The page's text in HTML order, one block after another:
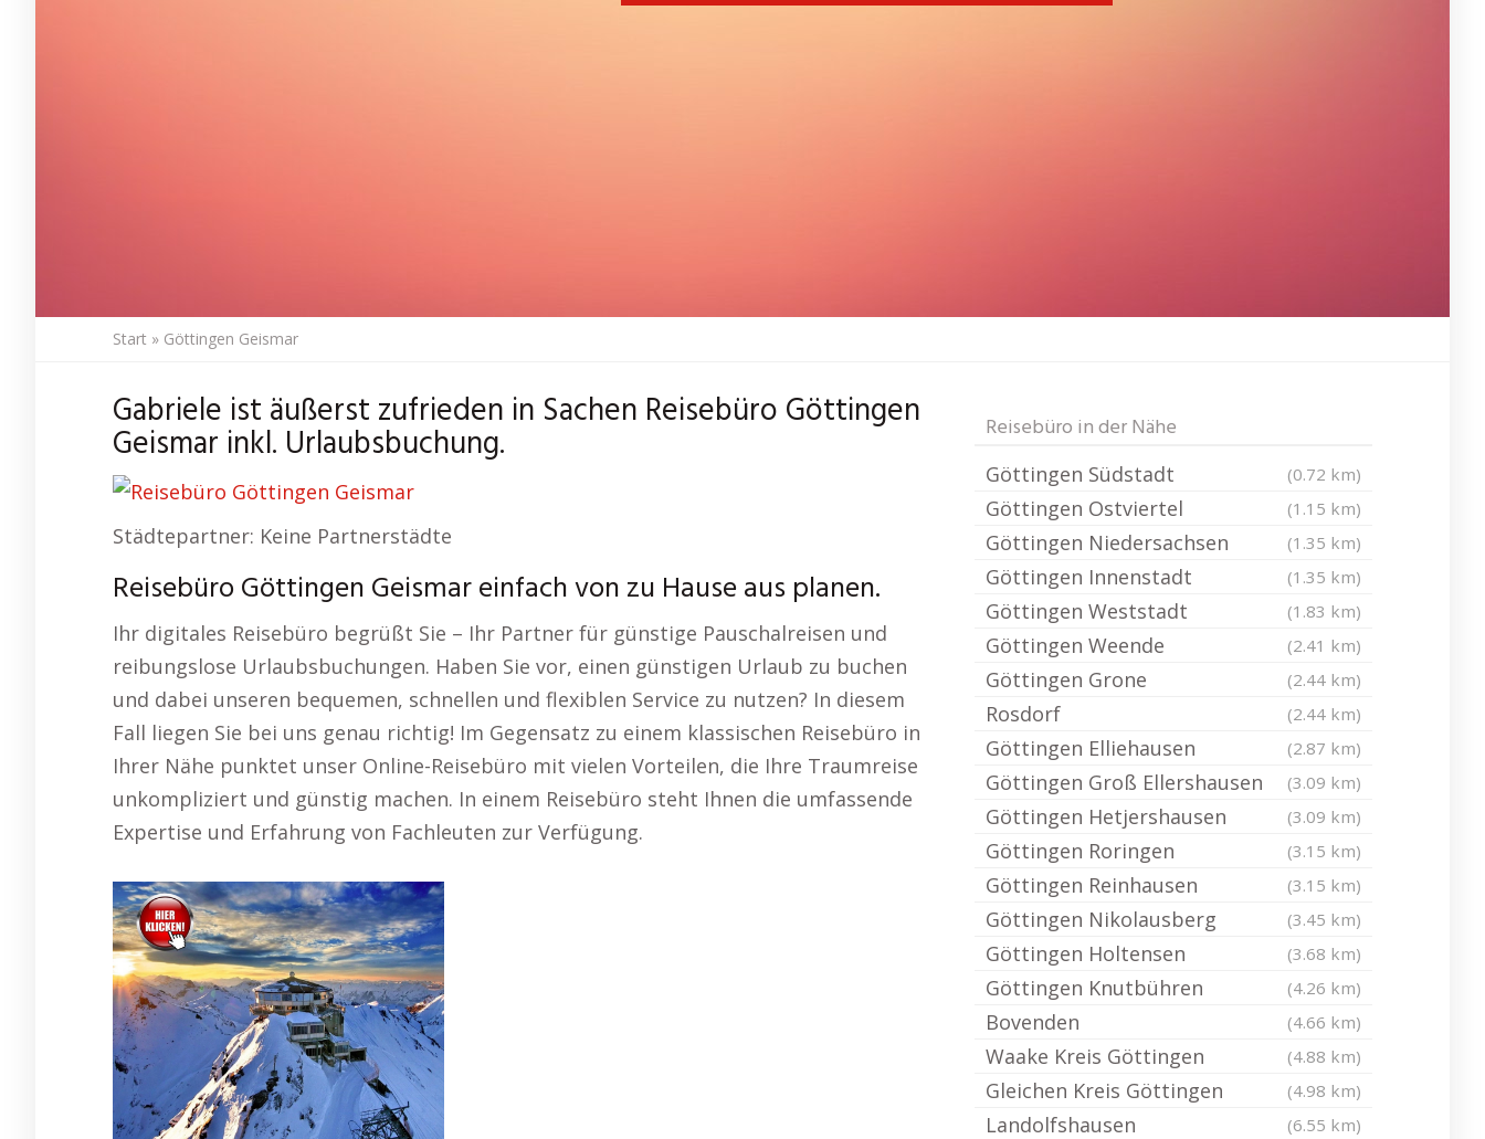
Start » Göttingen Geismar
Gabriele ist äußerst zufrieden in Sachen Reisebüro Göttingen
Geismar inkl. Urlaubsbuchung.
Städtepartner: Keine Partnerstädte
Reisebüro Göttingen Geismar einfach von zu Hause aus planen.
Ihr digitales Reisebüro begrüßt Sie – Ihr Partner für günstige Pauschalreisen und
reibungslose Urlaubsbuchungen. Haben Sie vor, einen günstigen Urlaub zu buchen
und dabei unseren bequemen, schnellen und flexiblen Service zu nutzen? In diesem
Fall liegen Sie bei uns genau richtig! Im Gegensatz zu einem klassischen Reisebüro in
Ihrer Nähe punktet unser Online-Reisebüro mit vielen Vorteilen, die Ihre Traumreise
unkompliziert und günstig machen. In einem Reisebüro steht Ihnen die umfassende
Expertise und Erfahrung von Fachleuten zur Verfügung.
Reisebüro in der Nähe
Göttingen Südstadt (0.72 km)
Göttingen Ostviertel (1.15 km)
Göttingen Niedersachsen (1.35 km)
Göttingen Innenstadt (1.35 km)
Göttingen Weststadt (1.83 km)
Göttingen Weende (2.41 km)
Göttingen Grone (2.44 km)
Rosdorf (2.44 km)
Göttingen Elliehausen (2.87 km)
Göttingen Groß Ellershausen (3.09 km)
Göttingen Hetjershausen (3.09 km)
Göttingen Roringen (3.15 km)
Göttingen Reinhausen (3.15 km)
Göttingen Nikolausberg (3.45 km)
Göttingen Holtensen (3.68 km)
Göttingen Knutbühren (4.26 km)
Bovenden (4.66 km)
Waake Kreis Göttingen (4.88 km)
Gleichen Kreis Göttingen (4.98 km)
Landolfshausen (6.55 km)